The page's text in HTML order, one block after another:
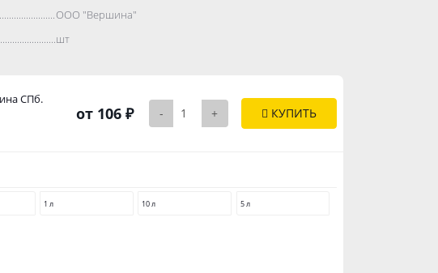
ООО "Вершина"
шт
СПб.
от 106 ₽ - + КУПИТЬ
1 л 10 л 5 л